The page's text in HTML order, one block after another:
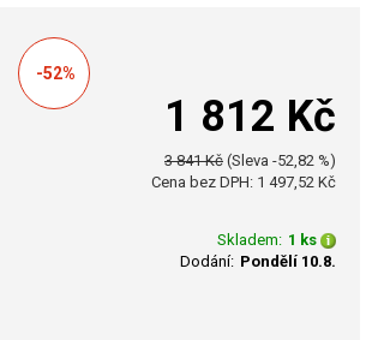
-52%
1 812 Kč
3 841 Kč (Sleva -52,82 %)
Cena bez DPH: 1 497,52 Kč
Skladem: 1 ks
Dodání: Pondělí 10.8.